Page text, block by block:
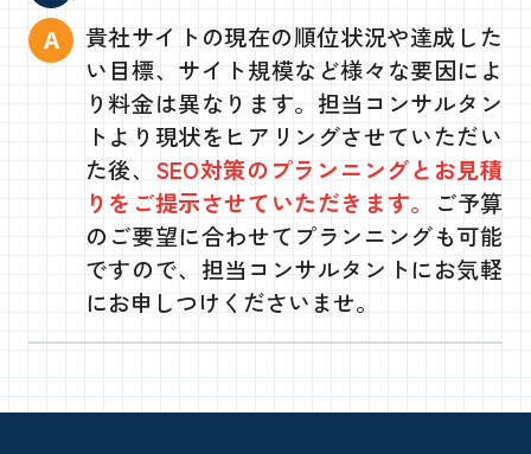
貴社サイトの現在の順位状況や達成した
い目標、サイト規模など様々な要因によ
り料金は異なります。担当コンサルタン
トより現状をヒアリングさせていただい
た後、SEO対策のプランニングとお見積
りをご提示させていただきます。ご予算
のご要望に合わせてプランニングも可能
ですので、担当コンサルタントにお気軽
にお申しつけくださいませ。